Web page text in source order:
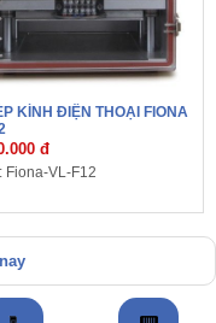
KÍNH ĐIỆN THOẠI FIONA
đ
Fiona-VL-F12